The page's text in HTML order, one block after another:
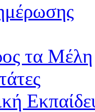
τα Μέλη